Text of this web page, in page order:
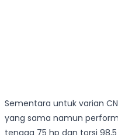
Sementara untuk varian
yang sama namun